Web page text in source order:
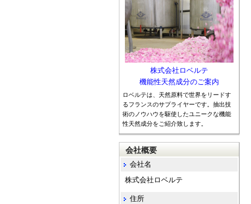
株式会社ロベルテ
機能性天然成分のご案内
ロベルテは、天然原料で世界をリードす
るフランスのサプライヤーです。抽出技
術のノウハウを駆使したユニークな機能
性天然成分をご紹介致します。
会社概要
会社名
株式会社ロベルテ
住所